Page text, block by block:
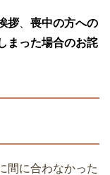
拶、 喪中の方への
まった場合のお詫
間に合わなかった